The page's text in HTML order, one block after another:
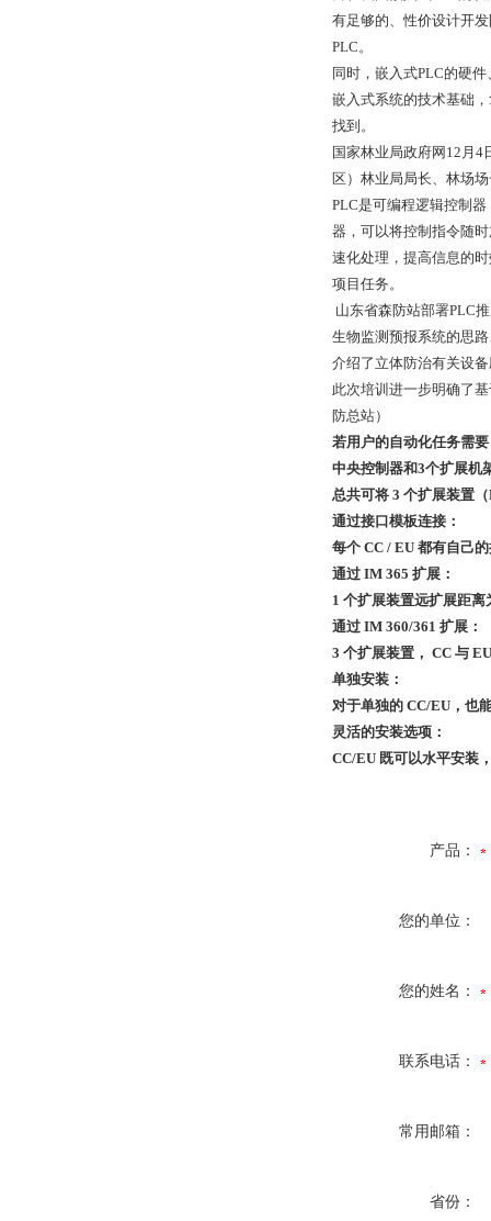
有足够的、性价设计开
PLC。
同时，嵌入式PLC的硬
嵌入式系统的技术基础
找到。
国家林业局政府网12月
区）林业局局长、林场
PLC是可编程逻辑控制
器，可以将控制指令随
速化处理，提高信息的
项目任务。
山东省森防站部署PLC
生物监测预报系统的思
介绍了立体防治有关设
此次培训进一步明确了
防总站）
若用户的自动化任务需
中央控制器和3个扩展机
总共可将 3 个扩展装置
通过接口模板连接：
每个 CC / EU 都有自己
通过 IM 365 扩展：
1 个扩展装置远扩展距
通过 IM 360/361 扩展：
3 个扩展装置， CC 与
单独安装：
对于单独的 CC/EU，也
灵活的安装选项：
CC/EU 既可以水平安装
产品：
您的单位：
您的姓名：
联系电话：
常用邮箱：
省份：